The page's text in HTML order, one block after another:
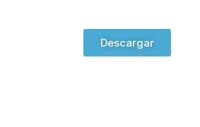
Descargar